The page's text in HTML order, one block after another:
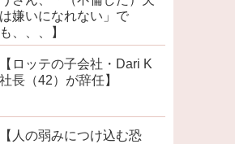
は嫌いになれない」で
も、、、】
【ロッテの子会社・Dari K
社長（42）が辞任】
【人の弱みにつけ込む恐